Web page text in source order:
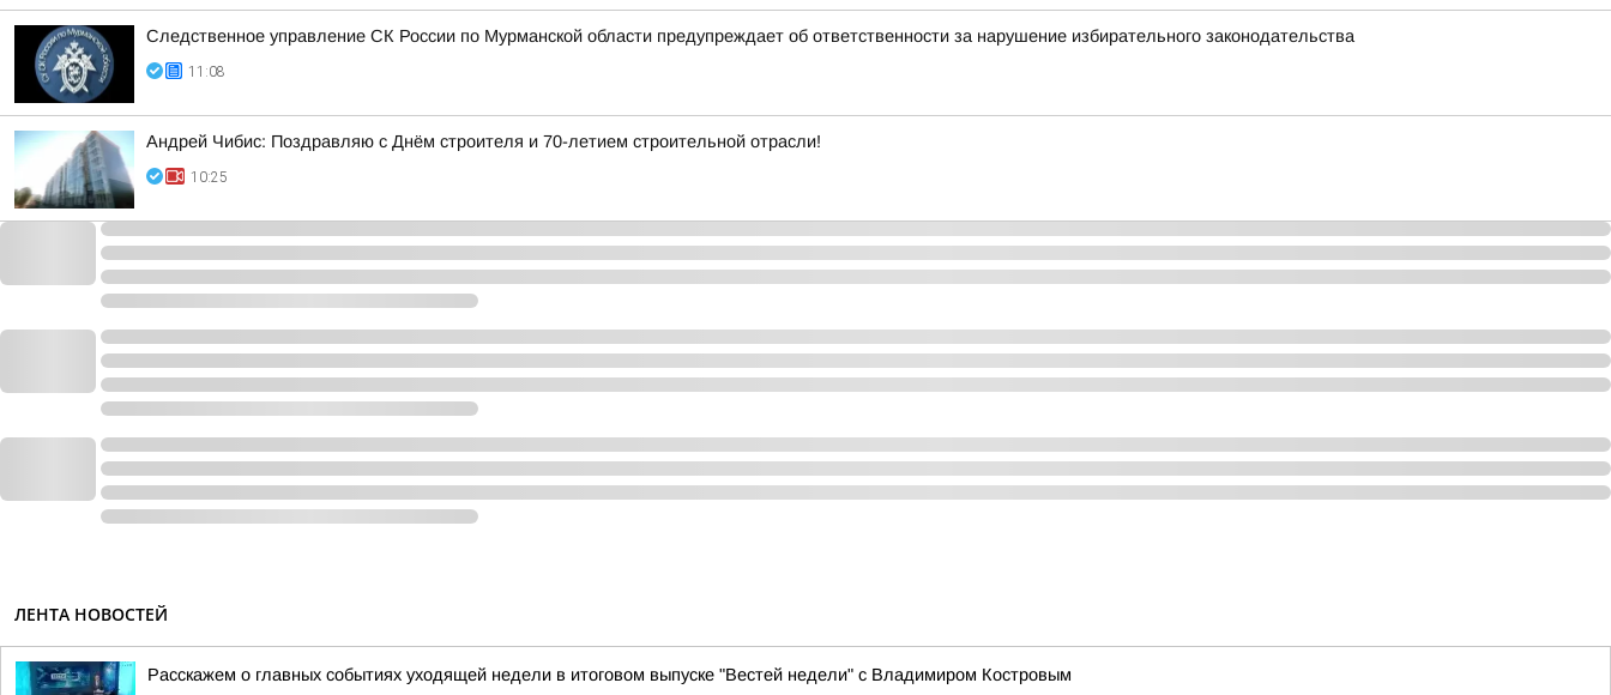
Следственное управление СК России по Мурманской области предупреждает об ответственности за нарушение избирательного законодательства
11:08
Андрей Чибис: Поздравляю с Днём строителя и 70-летием строительной отрасли!
10:25
ЛЕНТА НОВОСТЕЙ
Расскажем о главных событиях уходящей недели в итоговом выпуске "Вестей недели" с Владимиром Костровым